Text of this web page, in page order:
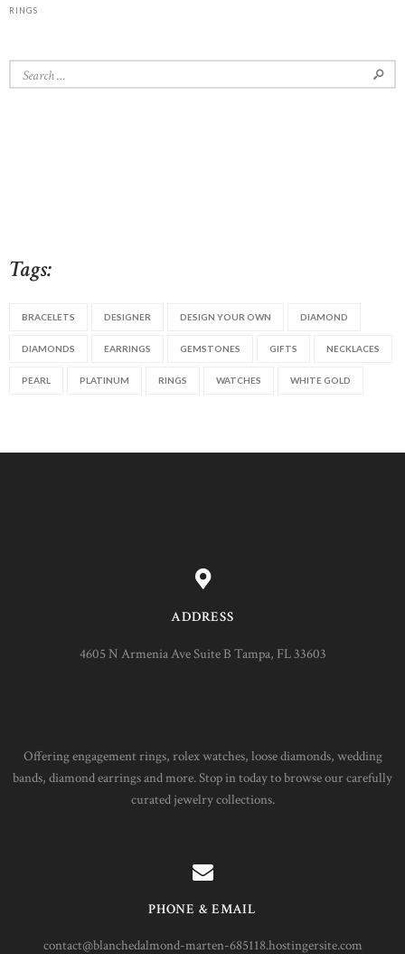
RINGS
Search
for:
Tags:
BRACELETS DESIGNER DESIGN YOUR OWN DIAMOND
DIAMONDS EARRINGS GEMSTONES GIFTS NECKLACES
PEARL PLATINUM RINGS WATCHES WHITE GOLD
ADDRESS
4605 N Armenia Ave Suite B Tampa, FL 33603
Offering engagement rings, rolex watches, loose diamonds, wedding
bands, diamond earrings and more. Stop in today to browse our carefully
curated jewelry collections.
PHONE & EMAIL
contact@blanchedalmond-marten-685118.hostingersite.com